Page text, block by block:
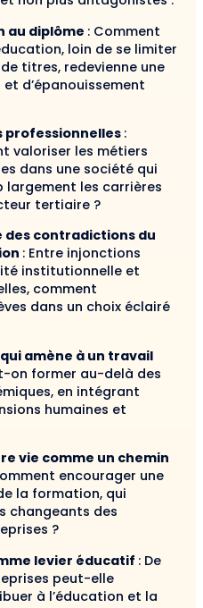
au diplôme : Comment
loin de se limiter
titres, redevienne une
d’épanouissement
professionnelles :
valoriser les métiers
dans une société qui
largement les carrières
tertiaire ?
des contradictions du
: Entre injonctions
institutionnelle et
comment
dans un choix éclairé
amène à un travail
on former au-delà des
en intégrant
humaines et
vie comme un chemin
encourager une
la formation, qui
changeants des
?
levier éducatif : De
peut-elle
à l’éducation et la